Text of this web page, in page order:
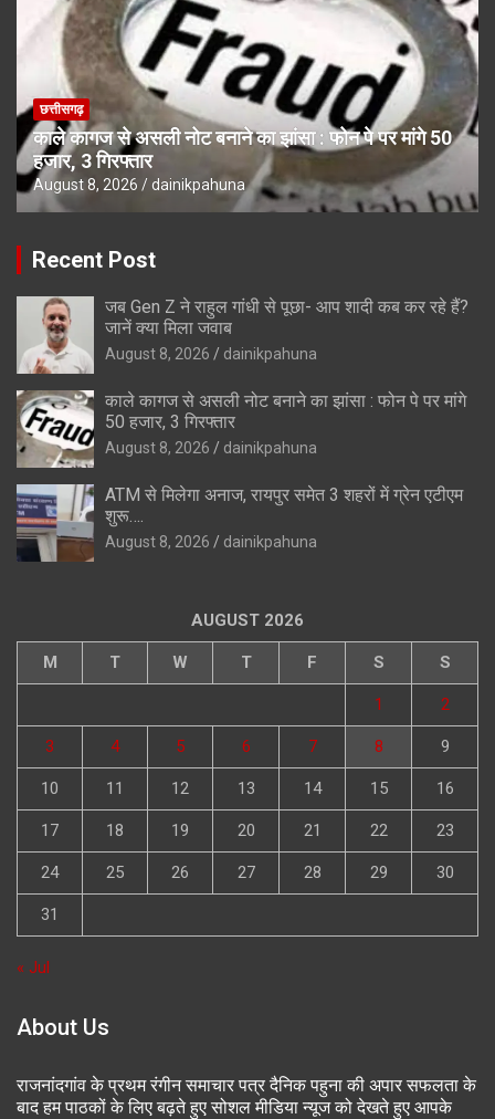
छत्तीसगढ़
काले कागज से असली नोट बनाने का झांसा : फोन पे पर मांगे 50
हजार, 3 गिरफ्तार
August 8, 2026 dainikpahuna
Recent Post
जब Gen Z ने राहुल गांधी से पूछा- आप शादी कब कर रहे हैं?
जानें क्या मिला जवाब
August 8, 2026 dainikpahuna
काले कागज से असली नोट बनाने का झांसा : फोन पे पर मांगे
50 हजार, 3 गिरफ्तार
August 8, 2026 dainikpahuna
ATM से मिलेगा अनाज, रायपुर समेत 3 शहरों में ग्रेन एटीएम
शुरू….
August 8, 2026 dainikpahuna
AUGUST 2026
M T W T F S S
1 2
3 4 5 6 7 8 9
10 11 12 13 14 15 16
17 18 19 20 21 22 23
24 25 26 27 28 29 30
31
« Jul
About Us
राजनांदगांव के प्रथम रंगीन समाचार पत्र दैनिक पहुना की अपार सफलता के
बाद हम पाठकों के लिए बढ़ते हुए सोशल मीडिया न्यूज को देखते हुए आपके